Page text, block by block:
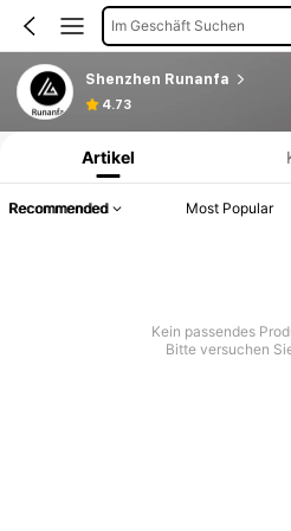
Im Geschäft Suchen
Shenzhen Runanfa
4.73
Produktinformation: Preisangabe,
Artikel
Recommended Most Popular
Kein passendes
Bitte versuchen